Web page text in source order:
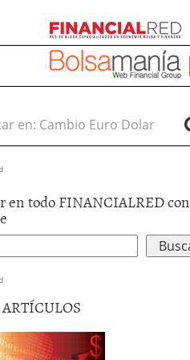
en:
en todo FINANCIALRED con
ARTÍCULOS